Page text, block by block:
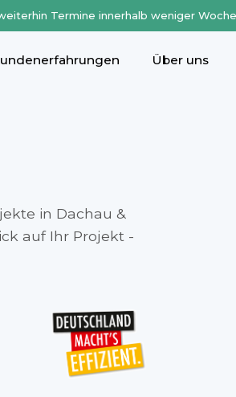
Termine innerhalb weniger
Über uns
in Dachau &
auf Ihr Projekt -